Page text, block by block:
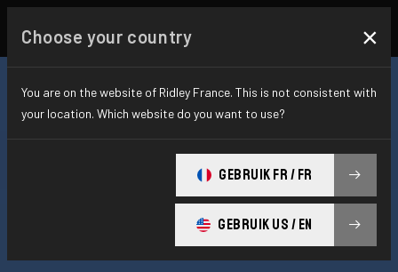
Choose your country ×
You are on the website of Ridley France. This is not consistent with
your location. Which website do you want to use?
GEBRUIK FR / FR
GEBRUIK US / EN